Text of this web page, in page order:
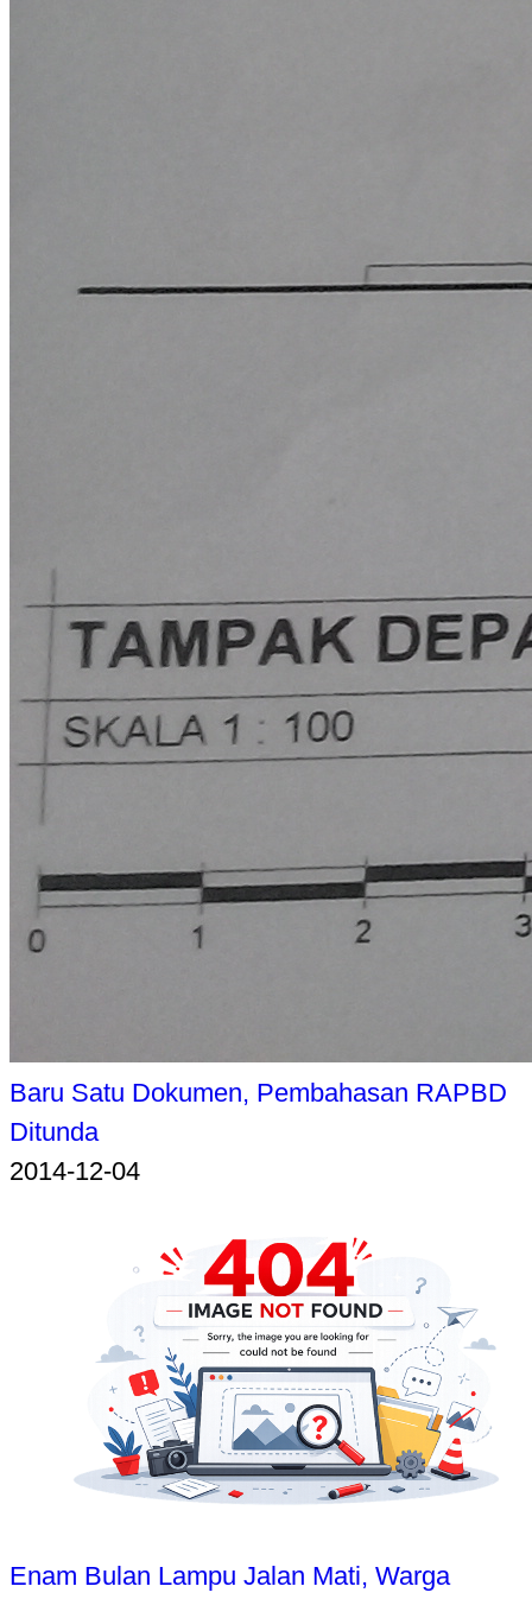
Baru Satu Dokumen, Pembahasan RAPBD
Ditunda
2014-12-04
Enam Bulan Lampu Jalan Mati, Warga